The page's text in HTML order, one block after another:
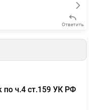
Ответить
по ч.4 ст.159 УК РФ